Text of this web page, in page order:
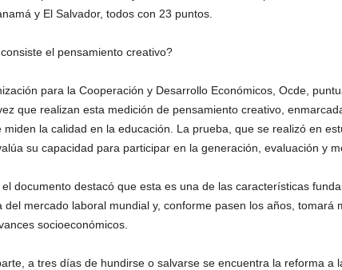
y El Salvador, todos con 23 puntos.
el pensamiento creativo?
para la Cooperación y Desarrollo Económicos, Ocde,
que realizan esta medición de pensamiento creativo,
miden la calidad en la educación. La prueba, que se realizó en
su capacidad para participar en la generación, evaluación y
documento destacó que esta es una de las características
del mercado laboral mundial y, conforme pasen los años, tomará
socioeconómicos.
a tres días de hundirse o salvarse se encuentra la reforma a